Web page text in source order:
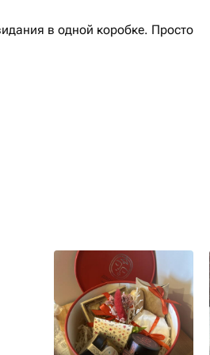
в одной коробке. Просто
любимого вина🍾